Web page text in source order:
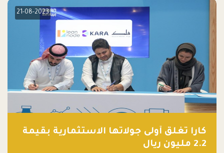
21-08-2023
كارا تغلق أولى جولاتها الاستثمارية بقيمة
2.2 مليون ريال